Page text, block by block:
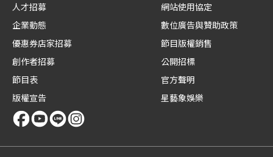
人才招募
企業動態
優惠券店家招募
創作者招募
節目表
版權宣告
網站使用協定
數位廣告與贊助政策
節目版權銷售
公開招標
官方聲明
星藝象娛樂